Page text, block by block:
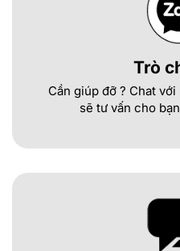
Trò
Cần giúp đỡ ? Chat
sẽ tư vấn cho